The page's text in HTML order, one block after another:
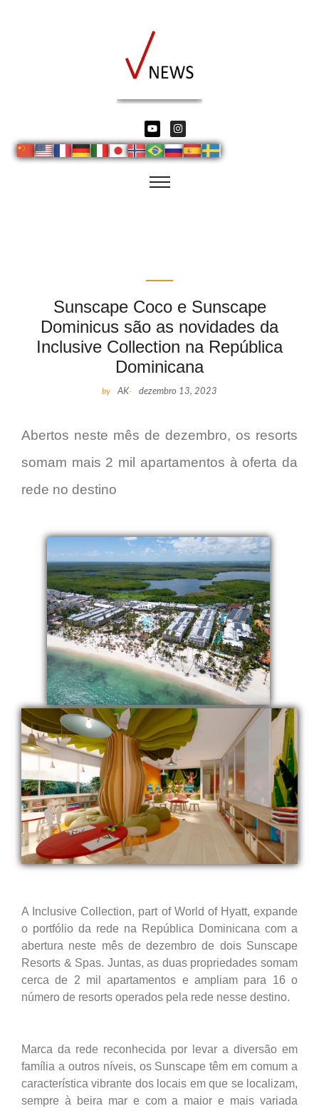
Sunscape Coco e Sunscape
Dominicus são as novidades da
Inclusive Collection na República
Dominicana
by AK- dezembro 13, 2023
Abertos neste mês de dezembro, os resorts
somam mais 2 mil apartamentos à oferta da
rede no destino
A Inclusive Collection, part of World of Hyatt, expande
o portfólio da rede na República Dominicana com a
abertura neste mês de dezembro de dois Sunscape
Resorts & Spas. Juntas, as duas propriedades somam
cerca de 2 mil apartamentos e ampliam para 16 o
número de resorts operados pela rede nesse destino.
Marca da rede reconhecida por levar a diversão em
família a outros níveis, os Sunscape têm em comum a
característica vibrante dos locais em que se localizam,
sempre à beira mar e com a maior e mais variada